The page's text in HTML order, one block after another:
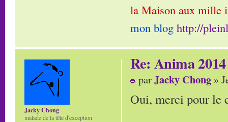
la Maison aux mille
mon blog http://
Re: Anima 2014
parJacky Chong »
Oui, merci pour le
Jacky Chong
malade de la tête d'exception